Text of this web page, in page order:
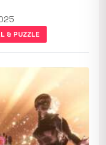
& PUZZLE